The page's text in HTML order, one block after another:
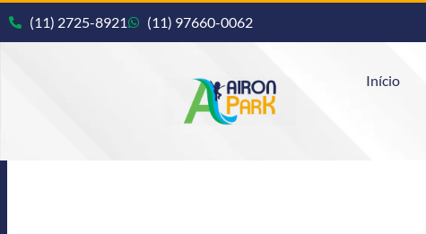
(11) 2725-8921 (11) 97660-0062
Início